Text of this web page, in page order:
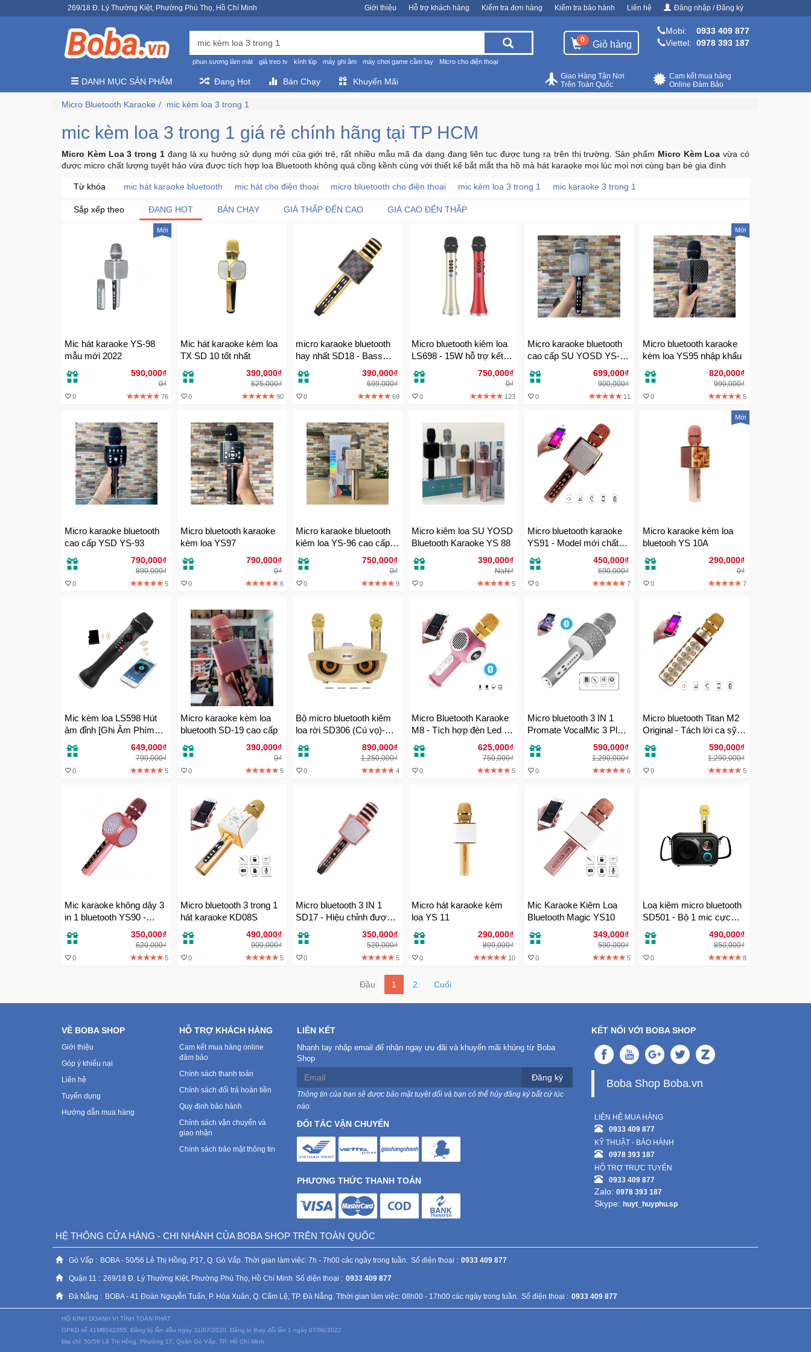
269/18 Đ. Lý Thường Kiệt, Phường Phú Thọ, Hồ Chí Minh Giới thiệu Hỗ trợ khách hàng Kiểm tra đơn hàng Kiểm tra bảo hành Liên hệ Đăng nhập / Đăng ký
phun sương làm mát giá treo tv kính lúp máy ghi âm máy chơi game cầm tay Micro cho điện thoại
0 Giỏ hàng
Mobi:
0933 409 877
Viettel: 0978 393 187
DANH MỤC SẢN PHẨM Đang Hot Bán Chạy Khuyến Mãi
Cam kết mua hàng
Online Đảm Bảo
Giao Hàng Tận Nơi
Trên Toàn Quốc
Micro Bluetooth Karaoke mic kèm loa 3 trong 1
mic kèm loa 3 trong 1 giá rẻ chính hãng tại TP HCM
Micro Kèm Loa 3 trong 1 đang là xu hướng sử dụng mới của giới trẻ, rất nhiều mẫu mã đa dạng đang liên tục được tung ra trên thị trường. Sản phẩm Micro Kèm Loa vừa có
được micro chất lượng tuyệt hảo vừa được tích hợp loa Bluetooth không quá cồng kềnh cùng với thiết kế bắt mắt tha hồ mà hát karaoke mọi lúc mọi nơi cùng bạn bè gia đình
Từ khóa mic hát karaoke bluetooth mic hát cho điện thoại micro bluetooth cho điện thoại mic kèm loa 3 trong 1 mic karaoke 3 trong 1
Sắp xếp theo ĐANG HOT BÁN CHẠY GIÁ THẤP ĐẾN CAO GIÁ CAO ĐẾN THẤP
Mới
Mic hát karaoke YS-98
mẫu mới 2022
590,000₫
0₫
0 76
Mic hát karaoke kèm loa
TX SD 10 tốt nhất
390,000₫
625,000₫
0 90
micro karaoke bluetooth
hay nhất SD18 - Bass
390,000₫
699,000₫
0 69
Micro bluetooth kiêm loa
LS698 - 15W hỗ trợ kết
hát trực tiếp trên Ôtô750,000₫
0₫
0 123
Micro karaoke bluetooth
cao cấp SU YOSD YS-92
âm thanh cực đỉnh699,000₫
900,000₫
0 11
Mới
Micro bluetooth karaoke
kèm loa YS95 nhập khẩu
820,000₫
990,000₫
0 5
Micro karaoke bluetooth
cao cấp YSD YS-93
790,000₫
890,000₫
0 5
Micro bluetooth karaoke
kèm loa YS97
790,000₫
0₫
0 6
Micro karaoke bluetooth
kiêm loa YS-96 cao cấp
mới nhất dòng SU YOSD
750,000₫
0₫
0 9
Micro kiêm loa SU YOSD
Bluetooth Karaoke YS 88
390,000₫
NaN₫
0 5
Micro bluetooth karaoke
YS91 - Model mới chất
450,000₫
690,000₫
0 7
Mới
Micro karaoke kèm loa
bluetooh YS 10A
290,000₫
0₫
0 7
Mic kèm loa LS598 Hút
âm đỉnh [Ghi Âm Phím
649,000₫
790,000₫
0 5
Micro karaoke kèm loa
bluetooth SD-19 cao cấp
390,000₫
0₫
0 5
Bộ micro bluetooth kiêm
loa rời SD306 (Cú vọ)-
Âm thanh nổi Stereo 3D
rất ấn tượng
890,000₫
1,250,000₫
0 4
Micro Bluetooth Karaoke
M8 - Tích hợp đèn Led Vũ
625,000₫
750,000₫
0 5
Micro bluetooth 3 IN 1
Promate VocalMic 3 Plus
chính hãng - Bảo hành 18
tháng
590,000₫
1,290,000₫
0 6
Micro bluetooth Titan M2
Original - Tách lời ca sỹ -
Song ca 2 thiết bị - Bảo
hành 12 Tháng
590,000₫
1,290,000₫
0 5
Mic karaoke không dây 3
in 1 bluetooth YS90 -
Model 2018 Giải trí đa
năng
350,000₫
620,000₫
0 5
Micro bluetooth 3 trong 1
hát karaoke KD08S
490,000₫
900,000₫
0 5
Micro bluetooth 3 IN 1
SD17 - Hiệu chỉnh được
Bass Treble ấn tượng
350,000₫
520,000₫
0 5
Micro hát karaoke kèm
loa YS 11
290,000₫
899,000₫
0 10
Mic Karaoke Kiêm Loa
Bluetooth Magic YS10
349,000₫
590,000₫
0 5
Loa kiêm micro bluetooth
SD501 - Bộ 1 mic cực
490,000₫
850,000₫
0 8
Đầu 1 2 Cuối
VỀ BOBA SHOP
Giới thiệu
Góp ý khiếu nại
Liên hệ
Tuyển dụng
Hướng dẫn mua hàng
HỖ TRỢ KHÁCH HÀNG
Cam kết mua hàng online
đảm bảo
Chính sách thanh toán
Chính sách đổi trả hoàn tiền
Quy định bảo hành
Chính sách vận chuyển và
giao nhận
Chính sách bảo mật thông tin
LIÊN KẾT
Nhanh tay nhập email để nhận ngay ưu đãi và khuyến mãi khủng từ Boba
Shop
Đăng ký
Thông tin của bạn sẽ được bảo mật tuyệt đối và bạn có thể hủy đăng ký bất cứ lúc
nào.
ĐỐI TÁC VẬN CHUYỂN
PHƯƠNG THỨC THANH TOÁN
KẾT NỐI VỚI BOBA SHOP
Boba Shop Boba.vn
LIÊN HỆ MUA HÀNG
0933 409 877
KỸ THUẬT - BẢO HÀNH
0978 393 187
HỖ TRỢ TRỰC TUYẾN
0933 409 877
Zalo: 0978 393 187
Skype: huyt_huyphu.sp
HỆ THỐNG CỬA HÀNG - CHI NHÁNH CỦA BOBA SHOP TRÊN TOÀN QUỐC
Gò Vấp : BOBA - 50/56 Lê Thị Hồng, P17, Q. Gò Vấp. Thời gian làm việc: 7h - 7h00 các ngày trong tuần. Số điện thoại : 0933 409 877
Quận 11 : 269/18 Đ. Lý Thường Kiệt, Phường Phú Thọ, Hồ Chí Minh Số điện thoại : 0933 409 877
Đà Nẵng : BOBA - 41 Đoàn Nguyễn Tuấn, P. Hòa Xuân, Q. Cẩm Lệ, TP. Đà Nẵng. Tthời gian làm việc: 08h00 - 17h00 các ngày trong tuần. Số điện thoại : 0933 409 877
HỘ KINH DOANH VI TÍNH TOÀN PHÁT
GPKD số 41M8042355. Đăng ký lần đầu ngày 31/07/2020. Đăng kí thay đổi lần 1 ngày 07/06/2022
Địa chỉ: 50/56 Lê Thị Hồng, Phường 17, Quận Gò Vấp, TP. Hồ Chí Minh